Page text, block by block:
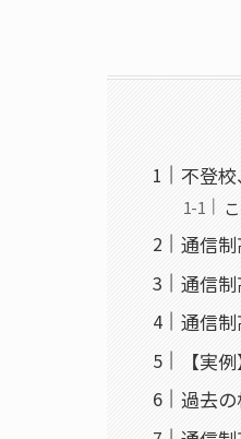
不登
通信制
通信
通信
【実
過去